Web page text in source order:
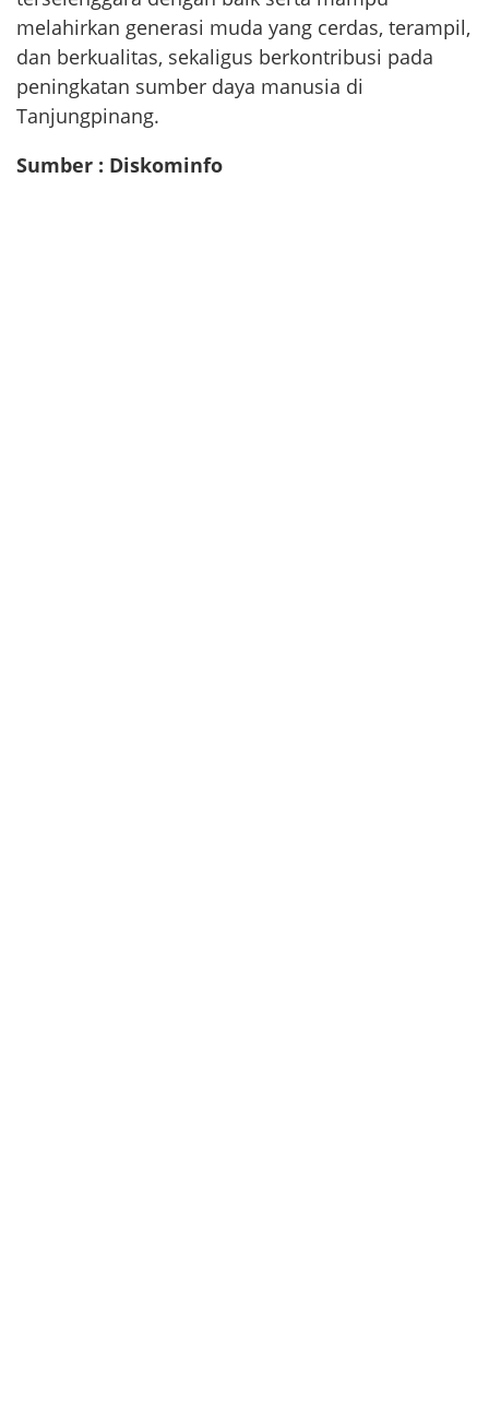
melahirkan generasi muda yang cerdas, terampil,
dan berkualitas, sekaligus berkontribusi pada
peningkatan sumber daya manusia di
Tanjungpinang.
Sumber : Diskominfo